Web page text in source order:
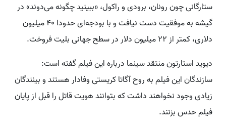
ستارگانی چون رونان، برودی و راکول، «ببینید چگونه می‌دوند» در
گیشه به موفقیت دست نیافت و با بودجه‌ای حدودا ۴۰ میلیون
دلاری، کمتر از ۲۲ میلیون دلار در سطح جهانی بلیت فروخت.
دیوید استارتون منتقد سینما درباره این فیلم گفته است:
سازندگان این فیلم به روح آگاتا کریستی وفادار هستند و بینندگان
زیادی وجود نخواهند داشت که بتوانند هویت قاتل را قبل از پایان
فیلم حدس بزنند.